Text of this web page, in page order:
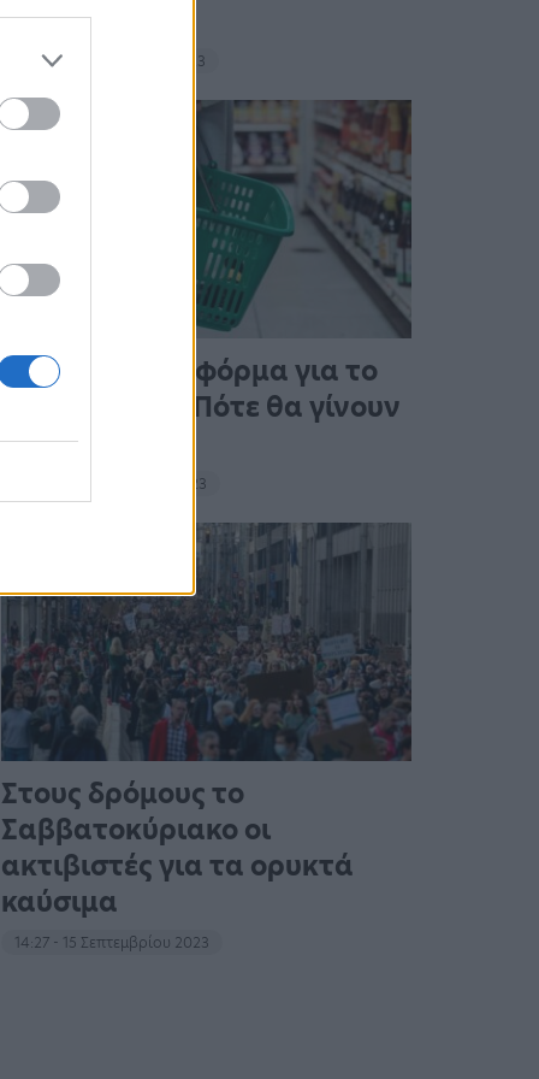
σνακ
18:11 - 15 Σεπτεμβρίου 2023
Άνοιξε η πλατφόρμα για το
Market Pass – Πότε θα γίνουν
οι πληρωμές
15:13 - 15 Σεπτεμβρίου 2023
Στους δρόμους το
Σαββατοκύριακο οι
ακτιβιστές για τα ορυκτά
καύσιμα
14:27 - 15 Σεπτεμβρίου 2023